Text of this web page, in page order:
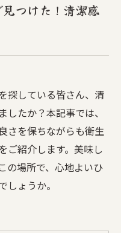
つけた！清潔感
探している皆さん、清
たか？本記事では、
さを保ちながらも衛生
ご紹介します。美味し
の場所で、心地よいひ
しょうか。